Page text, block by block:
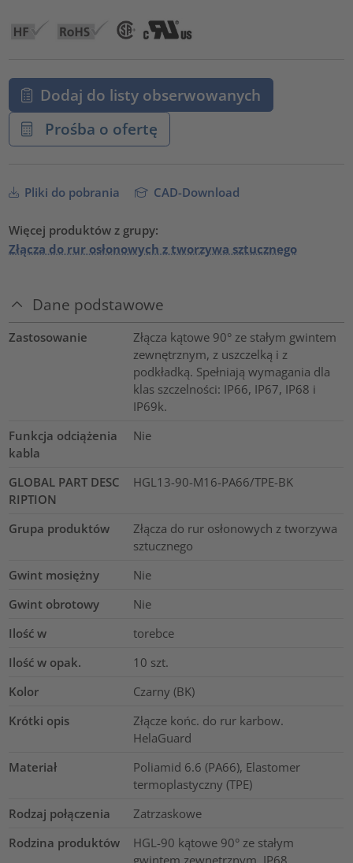
Dodaj do listy obserwowanych
Prośba o ofertę
Pliki do pobrania CAD-Download
Więcej produktów z grupy:
Złącza do rur osłonowych z tworzywa sztucznego
Dane podstawowe
Zastosowanie
Złącza kątowe 90° ze stałym gwintem
zewnętrznym, z uszczelką i z
podkładką. Spełniają wymagania dla
klas szczelności: IP66, IP67, IP68 i
IP69k.
Funkcja odciążenia
kabla
Nie
GLOBAL PART DESC
RIPTION
HGL13-90-M16-PA66/TPE-BK
Grupa produktów
Złącza do rur osłonowych z tworzywa
sztucznego
Gwint mosiężny
Nie
Gwint obrotowy
Nie
Ilość w
torebce
Ilość w opak.
10 szt.
Kolor
Czarny (BK)
Krótki opis
Złącze końc. do rur karbow.
HelaGuard
Materiał
Poliamid 6.6 (PA66), Elastomer
termoplastyczny (TPE)
Rodzaj połączenia
Zatrzaskowe
Rodzina produktów
HGL-90 kątowe 90° ze stałym
gwintem zewnętrznym, IP68